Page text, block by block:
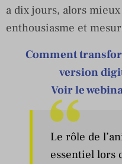
a dix jours, alors
enthousiasme et
Comment
version
Voir le
Le rôle de
essentiel lors